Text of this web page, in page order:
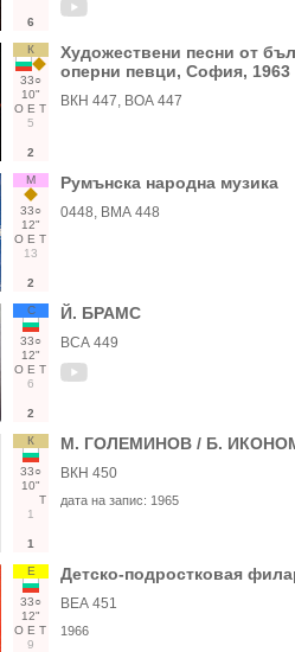
6
К
33○
10"
О Е Т
5
2
Художествени песни от
оперни певци, София, 1963
ВКН 447, ВОА 447
М
33○
12"
О Е Т
13
2
Румънска народна музика
0448, ВМА 448
С
33○
12"
О Е Т
6
2
Й. БРАМС
ВСА 449
К
33○
10"
Т
1
1
М. ГОЛЕМИНОВ / Б.
ВКН 450
дата на запис: 1965
Е
33○
12"
О Е Т
9
Детско-подростковая
ВЕА 451
1966